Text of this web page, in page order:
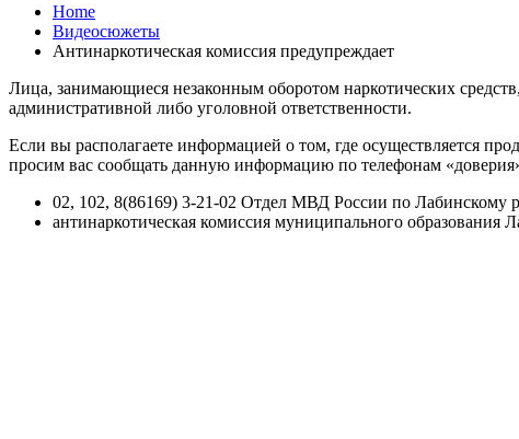
Home
Видеосюжеты
Антинаркотическая комиссия предупреждает
Лица, занимающиеся незаконным оборотом наркотических
административной либо уголовной ответственности.
Если вы располагаете информацией о том, где осуществляется
просим вас сообщать данную информацию по телефонам
02, 102, 8(86169) 3-21-02 Отдел МВД России по Лабинскому
антинаркотическая комиссия муниципального